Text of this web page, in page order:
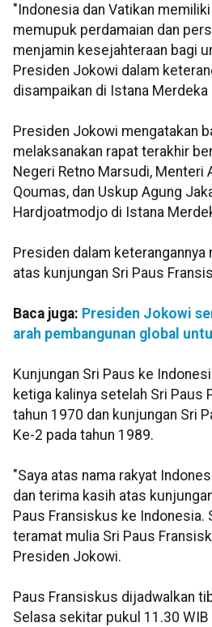
"Indonesia dan Vatikan
memupuk perdamaian dan
menjamin kesejahteraan bagi
Presiden Jokowi dalam
disampaikan di Istana Merdeka
Presiden Jokowi mengatakan
melaksanakan rapat terakhir
Negeri Retno Marsudi, Menteri
Qoumas, dan Uskup Agung
Hardjoatmodjo di Istana
Presiden dalam keterangannya
atas kunjungan Sri Paus
Baca juga: Presiden Jokowi
arah pembangunan global
Kunjungan Sri Paus ke
ketiga kalinya setelah Sri Paus
tahun 1970 dan kunjungan Sri
Ke-2 pada tahun 1989.
"Saya atas nama rakyat
dan terima kasih atas
Paus Fransiskus ke Indonesia.
teramat mulia Sri Paus
Presiden Jokowi.
Paus Fransiskus dijadwalkan
Selasa sekitar pukul 11.30